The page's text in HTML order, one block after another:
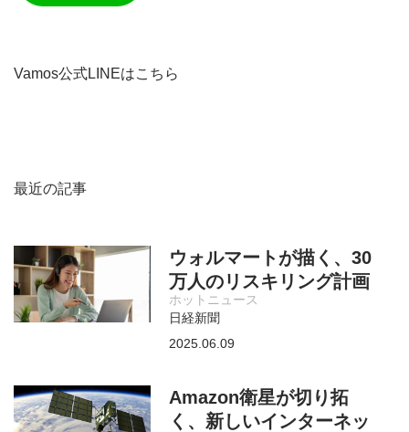
Vamos公式LINEはこちら
最近の記事
ウォルマートが描く、30
万人のリスキリング計画
ホットニュース
日経新聞
2025.06.09
Amazon衛星が切り拓
く、新しいインターネッ